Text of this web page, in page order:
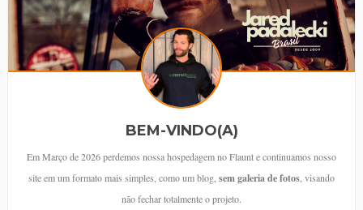
BEM-VINDO(A)
Em Março de 2026 perdemos nossa hospedagem no Flaunt e continuamos nosso
site em um formato mais simples, como um blog, sem galeria de fotos , visando
não fechar totalmente o projeto.